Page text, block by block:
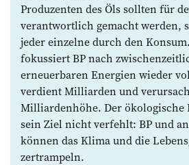
Produzenten des Öls sollten für
verantwortlich gemacht werden,
jeder einzelne durch den
fokussiert BP nach
erneuerbaren Energien wieder
verdient Milliarden und
Milliardenhöhe. Der ökologische
sein Ziel nicht verfehlt: BP und
können das Klima und die
zertrampeln.